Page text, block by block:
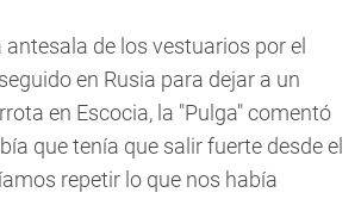
de los vestuarios por el
en Rusia para dejar a un
en Escocia, la "Pulga" comentó
que tenía que salir fuerte desde el
repetir lo que nos había